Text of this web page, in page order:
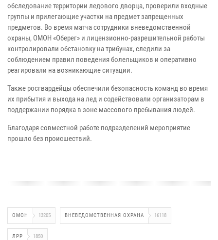
обследование территории ледового дворца, проверили входные
группы и прилегающие участки на предмет запрещенных
предметов. Во время матча сотрудники вневедомственной
охраны, ОМОН «Оберег» и лицензионно-разрешительной работы
контролировали обстановку на трибунах, следили за
соблюдением правил поведения болельщиков и оперативно
реагировали на возникающие ситуации.
Также росгвардейцы обеспечили безопасность команд во время
их прибытия и выхода на лед и содействовали организаторам в
поддержании порядка в зоне массового пребывания людей.
Благодаря совместной работе подразделений мероприятие
прошло без происшествий.
ОМОН 13205 ВНЕВЕДОМСТВЕННАЯ ОХРАНА 16118
ЛРР 1850